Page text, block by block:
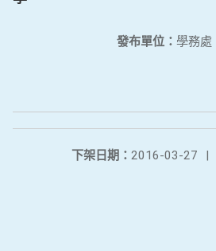
發布單位： 學務處
下架日期： 2016-03-27
|